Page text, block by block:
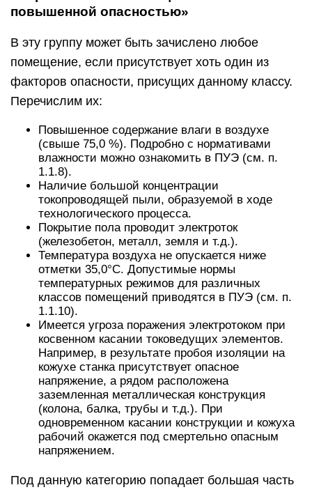
повышенной опасностью»
В эту группу может быть зачислено любое
помещение, если присутствует хоть один из
факторов опасности, присущих данному классу.
Перечислим их:
Повышенное содержание влаги в воздухе
(свыше 75,0 %). Подробно с нормативами
влажности можно ознакомить в ПУЭ (см. п.
1.1.8).
Наличие большой концентрации
токопроводящей пыли, образуемой в ходе
технологического процесса.
Покрытие пола проводит электроток
(железобетон, металл, земля и т.д.).
Температура воздуха не опускается ниже
отметки 35,0°С. Допустимые нормы
температурных режимов для различных
классов помещений приводятся в ПУЭ (см. п.
1.1.10).
Имеется угроза поражения электротоком при
косвенном касании токоведущих элементов.
Например, в результате пробоя изоляции на
кожухе станка присутствует опасное
напряжение, а рядом расположена
заземленная металлическая конструкция
(колона, балка, трубы и т.д.). При
одновременном касании конструкции и кожуха
рабочий окажется под смертельно опасным
напряжением.
Под данную категорию попадает большая часть